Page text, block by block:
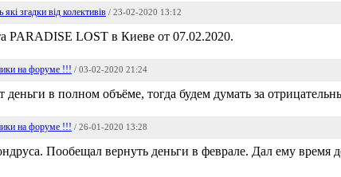
згадки від колективів / 23-02-2020 13:12
PARADISE LOST в Киеве от 07.02.2020.
на форуме !!! / 03-02-2020 21:24
деньги в полном объёме, тогда будем думать за
на форуме !!! / 26-01-2020 13:28
Пообещал вернуть деньги в феврале. Дал ему